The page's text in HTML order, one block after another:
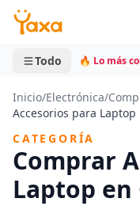
MINI CARRITO
0 productos
Todo 🔥 Lo más
Inicio/Electrónica/
Accesorios para Laptop
CATEGORÍA
Comprar
Laptop en